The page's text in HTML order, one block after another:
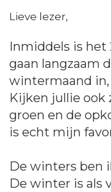
Lieve lezer,
Inmiddels is het
gaan langzaam
wintermaand in,
Kijken jullie ook
groen en de
is echt mijn
De winters ben
De winter is als